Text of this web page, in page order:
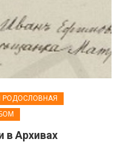
РОДОСЛОВНАЯ
в Архивах